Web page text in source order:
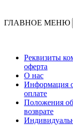
ГЛАВНОЕ МЕНЮ
Реквизиты
оферта
О нас
Информация
оплате
Положения
возврате